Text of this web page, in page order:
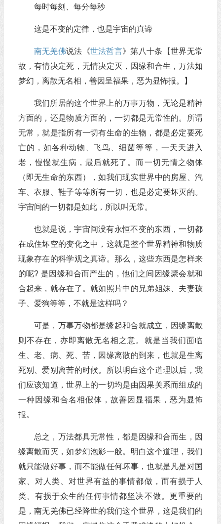
每时每刻、每分每秒
这是不变的定律，也是宇宙的真谛
南无羌佛说法《世法哲言》第八十条【世界无常
故，有情决定死，无情决定灭，因缘和合生，万法如
梦幻，离散无名相，善因呈福果，恶为显怖报。】
我们所居的这个世界上的万事万物，无论是精神
方面的，还是物质方面的，一切都是无常性的。所谓
无常，就是指所有一切有生命的生物，都是必定要死
亡的，如各种动物、飞鸟、细菌等等，一天天进入
老，慢慢就生病，最后就死了。而一切无情之物体
（即无生命的东西），如我们现实世界中的房屋、汽
车、衣服、鞋子等等所有一切，也是必定要坏灭的。
宇宙间的一切都是如此，所以叫无常。
也就是说，宇宙间没有永恒不变的东西，一切都
在成住坏空的变化之中，这就是整个世界精神和物质
现象存在的科学观之真谛。那么，这些东西是怎样来
的呢? 是因缘和合而产生的，他们之间因缘聚会就和
合起来，就存在了。就如照片中的兄弟姐妹、夫妻孩
子、爱狗等等，不就是这样吗？
可是，万事万物都是缘起和合就成立，因缘离散
则不存在，亦即离散无名相之意。就是当我们面临
生、老、病、死、苦，因缘离散的到来，也就是生离
死别、爱别离苦的时候。所以明白这个道理以后，我
们应该知道，世界上的一切均是由因果关系而组成的
一种因缘和合名相假体，故善因显福果，恶为显怖
报。
总之，万法都具无常性，都是因缘和合而生，因
缘离散而灭，如梦幻泡影一般。明白这个道理，我们
就只能做好事，而不能做任何坏事，也就是凡是对国
家、对人类、对世界有益的事情都做，而有损于人
类、有损于众生的任何事情都坚决不做。更重要的
是，南无羌佛已经降世的我们这个世界，这是我们的